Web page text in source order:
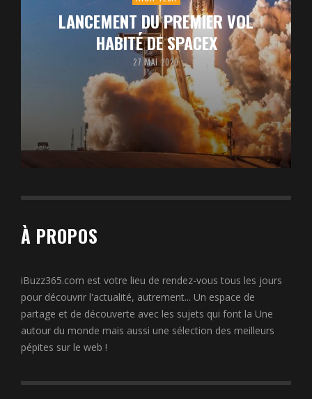
LANCEMENT DU PREMIER VOL
HABITÉ DE SPACEX
27 MAI 2020
À PROPOS
iBuzz365.com est votre lieu de rendez-vous tous les jours
pour découvrir l'actualité, autrement... Un espace de
partage et de découverte avec les sujets qui font la Une
autour du monde mais aussi une sélection des meilleurs
pépites sur le web !